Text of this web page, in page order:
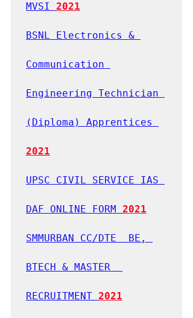
MVSI 2021
BSNL Electronics &
Communication
Engineering Technician
2021
UPSC CIVIL SERVICE IAS
DAF ONLINE FORM 2021
SMMURBAN CC/DTE  BE,
BTECH & MASTER
RECRUITMENT 2021